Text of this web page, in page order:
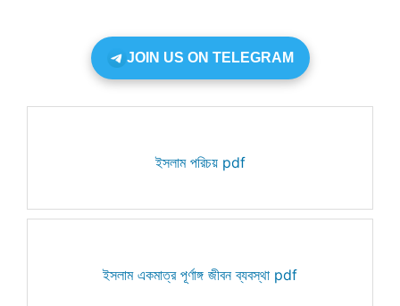
JOIN US ON TELEGRAM
ইসলাম পরিচয় pdf
ইসলাম একমাত্র পূর্ণাঙ্গ জীবন ব্যবস্থা pdf